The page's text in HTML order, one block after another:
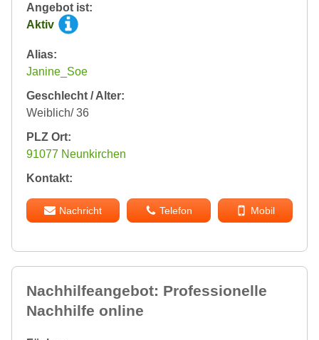
Angebot ist:
Aktiv
Alias:
Janine_Soe
Geschlecht / Alter:
Weiblich/ 36
PLZ Ort:
91077 Neunkirchen
Kontakt:
Nachricht Telefon Mobil
Nachhilfeangebot: Professionelle
Nachhilfe online